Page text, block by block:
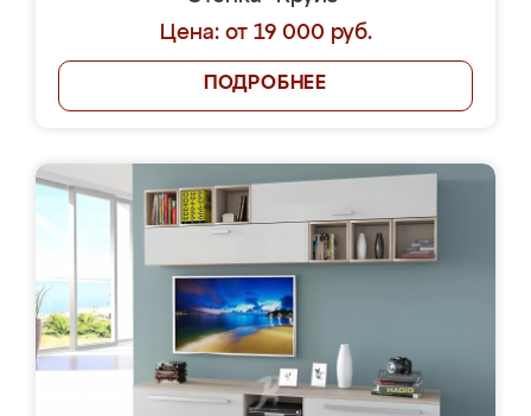
Цена: от 19 000 руб.
ПОДРОБНЕЕ